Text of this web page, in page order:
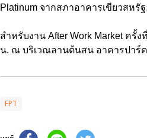
Platinum จากสภาอาคารเขียวสหรั
สำหรับงาน After Work Market ครั้
น. ณ บริเวณลานต้นสน อาคารปาร์ค
FPT